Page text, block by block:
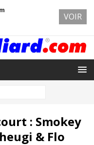
: Smokey
& Flo
VOIR